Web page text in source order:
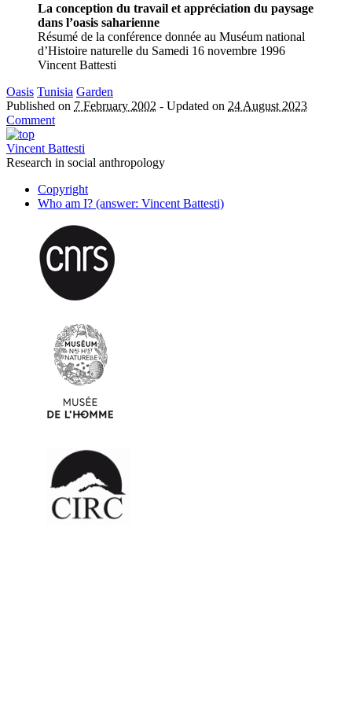
La conception du travail et appréciation du paysage
dans l’oasis saharienne
Résumé de la conférence donnée au Muséum national
d’Histoire naturelle du Samedi 16 novembre 1996
Vincent Battesti
Oasis Tunisia Garden
Published on 7 February 2002 - Updated on 24 August 2023
Comment
Vincent Battesti
Research in social anthropology
Copyright
Who am I? (answer: Vincent Battesti)